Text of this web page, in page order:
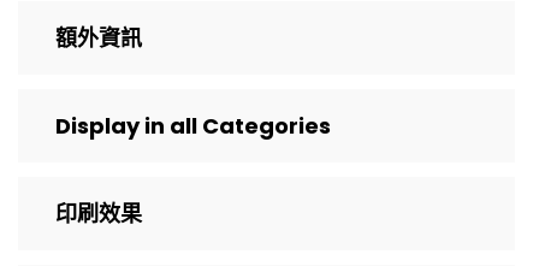
額外資訊
Display in all Categories
印刷效果